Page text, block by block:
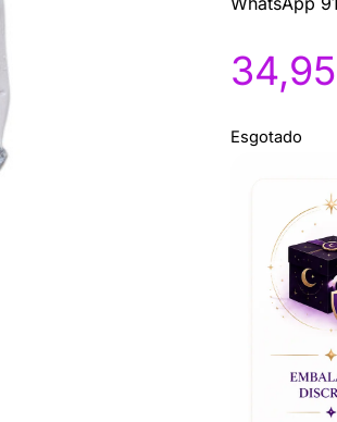
34,95
Esgotado